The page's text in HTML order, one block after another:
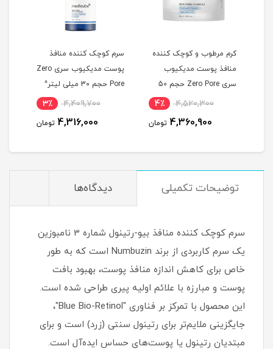
کرم مرطوب و کوچک کننده
منافذ پوست مدیکیوب
سری Zero Pore حجم 50
میلی لیتر^4,520,300 4٪
4,360,900 تومان
سرم کوچک کننده منافذ
پوست مدیکیوب سری Zero
Pore حجم 30 میلی لیتر^
4,409,700 3٪
4,316,000 تومان
توضیحات تکمیلی دیدگاه‌ها
سرم کوچک کننده منافذ بیو-رتینول شماره 3 نامبوزین
یک سرم کاربردی از برند Numbuzin است که به طور
خاص برای کاهش اندازه منافذ پوست، بهبود بافت
پوست و مبارزه با علائم اولیه پیری طراحی شده است.
این محصول با تمرکز بر فناوری "Blue Bio-Retinol"،
جایگزینی ملایم‌تر برای رتینول سنتی (زرد) است و برای
مبتدیان رتینول یا پوست‌های حساس ایده‌آل است.